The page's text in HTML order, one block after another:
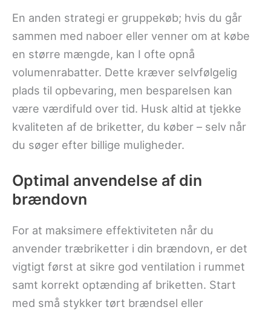
En anden strategi er gruppekøb; hvis du går
sammen med naboer eller venner om at købe
en større mængde, kan I ofte opnå
volumenrabatter. Dette kræver selvfølgelig
plads til opbevaring, men besparelsen kan
være værdifuld over tid. Husk altid at tjekke
kvaliteten af de briketter, du køber – selv når
du søger efter billige muligheder.
Optimal anvendelse af din
brændovn
For at maksimere effektiviteten når du
anvender træbriketter i din brændovn, er det
vigtigt først at sikre god ventilation i rummet
samt korrekt optænding af briketten. Start
med små stykker tørt brændsel eller